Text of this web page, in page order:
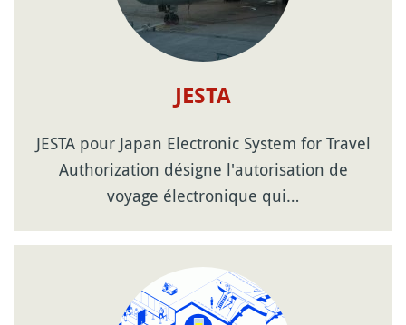
JESTA
JESTA pour Japan Electronic System for Travel
Authorization désigne l'autorisation de
voyage électronique qui…